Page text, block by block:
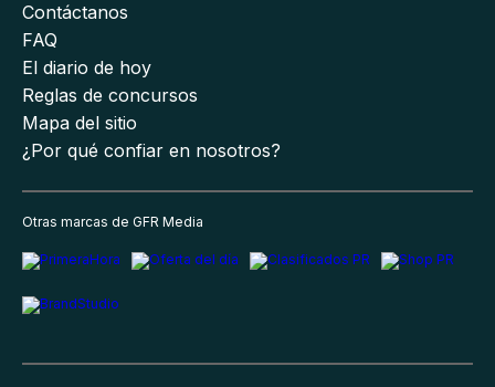
Contáctanos
FAQ
El diario de hoy
Reglas de concursos
Mapa del sitio
¿Por qué confiar en nosotros?
Otras marcas de GFR Media